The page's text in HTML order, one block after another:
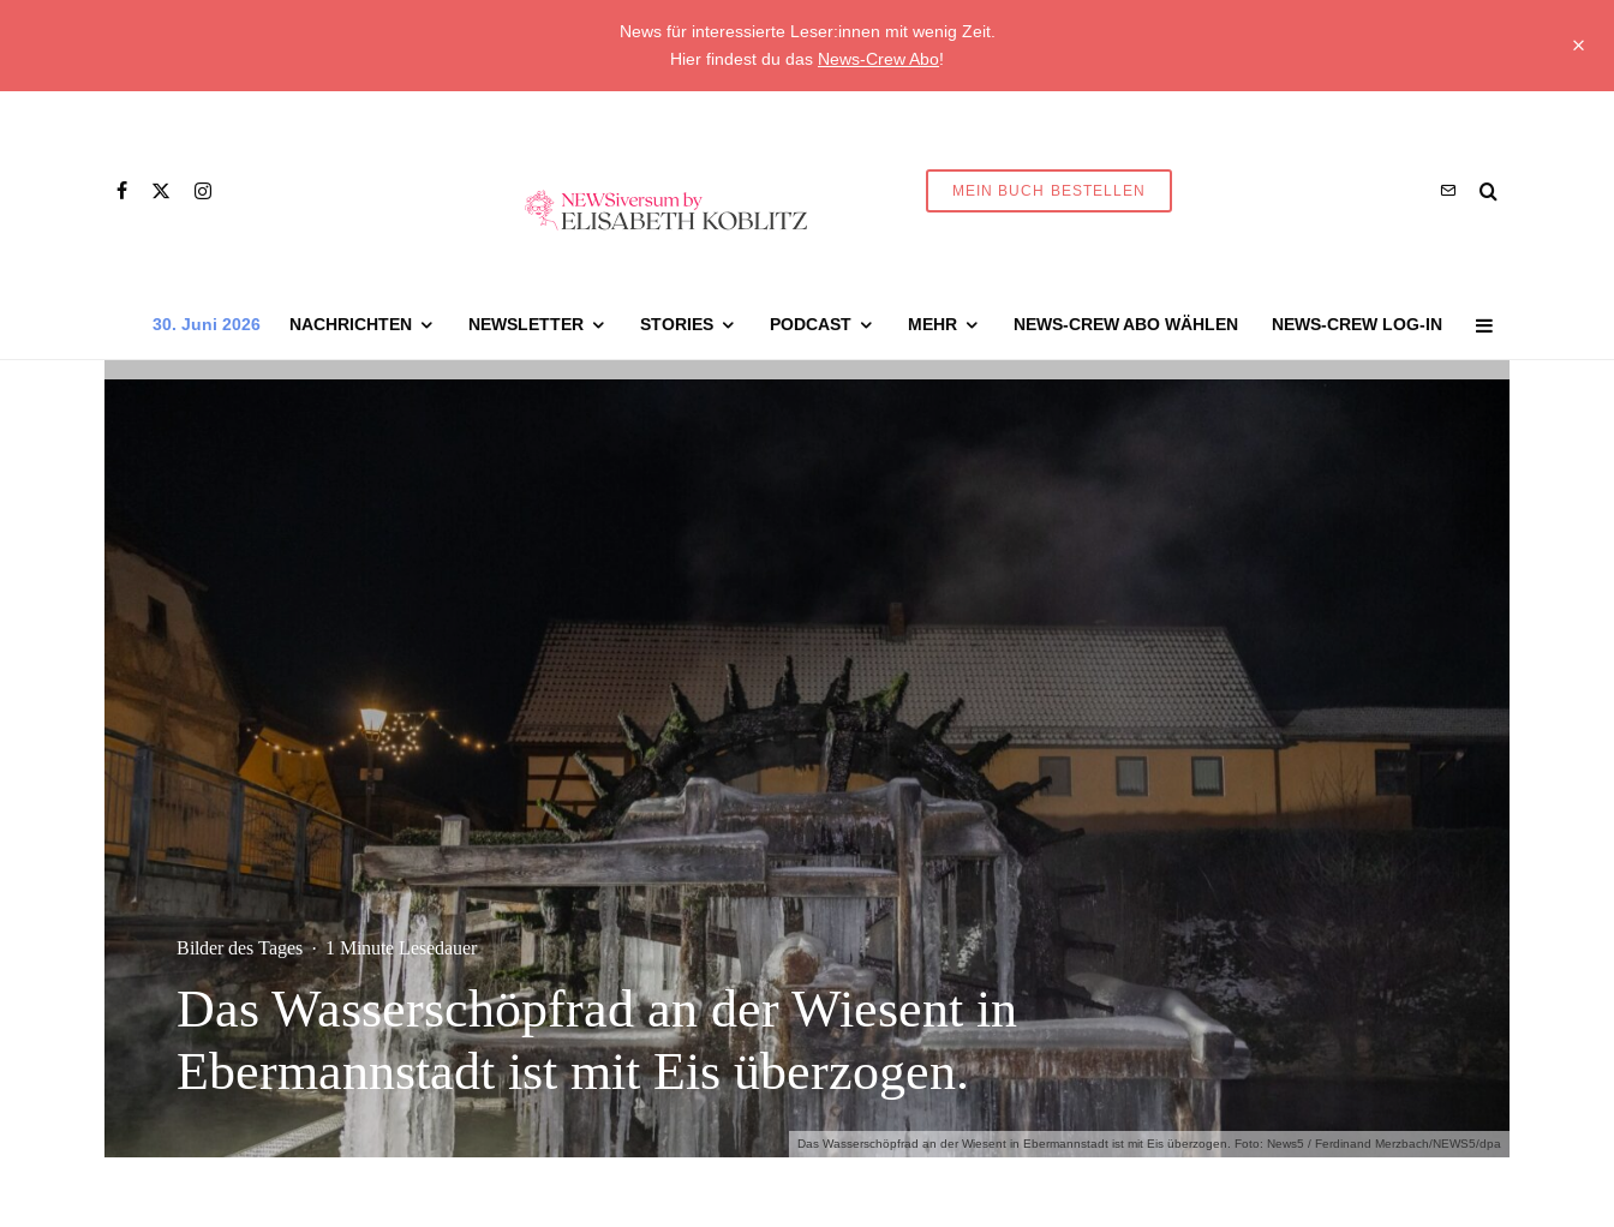
News für interessierte Leser:innen mit wenig Zeit.
Hier findest du das News-Crew Abo!
MEIN BUCH BESTELLEN
30. Juni 2026 NACHRICHTEN NEWSLETTER STORIES PODCAST MEHR NEWS-CREW ABO WÄHLEN NEWS-CREW LOG-IN
Das Wasserschöpfrad an der Wiesent in Ebermannstadt ist mit Eis überzogen. Foto: News5 / Ferdinand Merzbach/NEWS5/dpa
Bilder des Tages · 1 Minute Lesedauer
Das Wasserschöpfrad an der Wiesent in
Ebermannstadt ist mit Eis überzogen.